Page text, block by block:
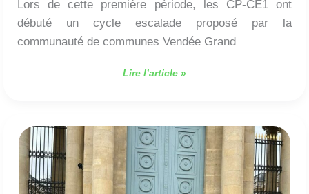
Lors de cette première période, les CP-CE1 ont
débuté un cycle escalade proposé par la
communauté de communes Vendée Grand
Lire l’article »
Les
CM1-
CM2
à
l’Assemblée